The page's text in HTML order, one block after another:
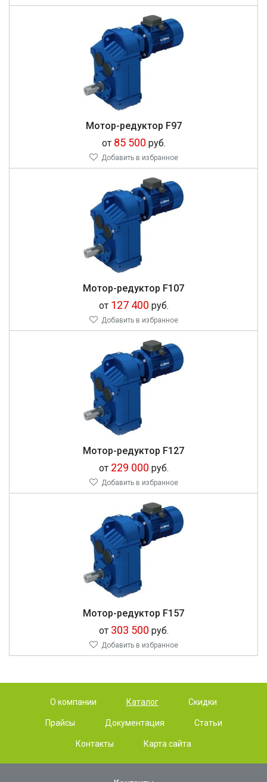
Мотор-редуктор F97
от 85 500 руб.
Добавить в избранное
Мотор-редуктор F107
от 127 400 руб.
Добавить в избранное
Мотор-редуктор F127
от 229 000 руб.
Добавить в избранное
Мотор-редуктор F157
от 303 500 руб.
Добавить в избранное
О компании Каталог Скидки
Прайсы Документация Статьи
Контакты Карта сайта